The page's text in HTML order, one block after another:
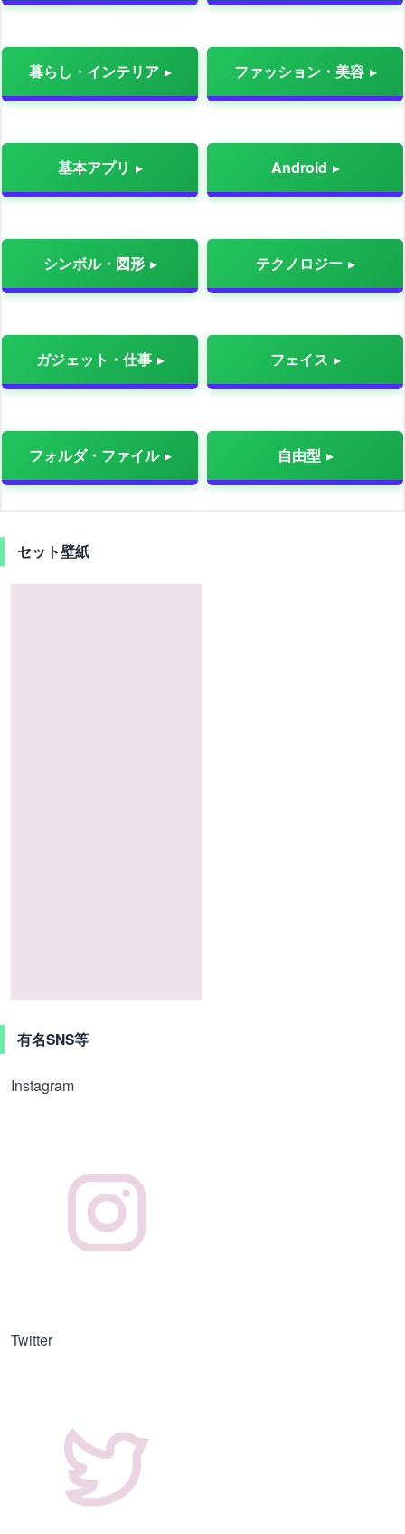
暮らし・インテリア ファッション・美容
基本アプリ Android
シンボル・図形 テクノロジー
ガジェット・仕事 フェイス
フォルダ・ファイル 自由型
セット壁紙
有名SNS等
Instagram
Twitter